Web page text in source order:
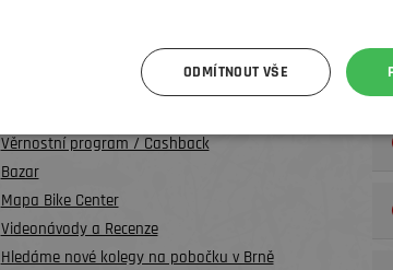
Testování kol a půjčovna
Věrnostní program / Cashback
Bazar
Mapa Bike Center
Videonávody a Recenze
Hledáme nové kolegy na pobočku v Brně
ODMÍTNOUT VŠE